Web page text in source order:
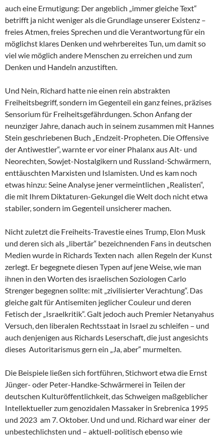
auch eine Ermutigung: Der angeblich „immer gleiche Text“
betrifft ja nicht weniger als die Grundlage unserer Existenz –
freies Atmen, freies Sprechen und die Verantwortung für ein
möglichst klares Denken und wehrbereites Tun, um damit so
viel wie möglich andere Menschen zu erreichen und zum
Denken und Handeln anzustiften.
Und Nein, Richard hatte nie einen rein abstrakten
Freiheitsbegriff, sondern im Gegenteil ein ganz feines, präzises
Sensorium für Freiheitsgefährdungen. Schon Anfang der
neunziger Jahre, danach auch in seinem zusammen mit Hannes
Stein geschriebenen Buch „Endzeit-Propheten. Die Offensive
der Antiwestler“, warnte er vor einer Phalanx aus Alt- und
Neorechten, Sowjet-Nostalgikern und Russland-Schwärmern,
enttäuschten Marxisten und Islamisten. Und es kam noch
etwas hinzu: Seine Analyse jener vermeintlichen „Realisten“,
die mit Ihrem Diktaturen-Gekungel die Welt doch nicht etwa
stabiler, sondern im Gegenteil unsicherer machen.
Nicht zuletzt die Freiheits-Travestie eines Trump, Elon Musk
und deren sich als „libertär“ bezeichnenden Fans in deutschen
Medien wurde in Richards Texten nach allen Regeln der Kunst
zerlegt. Er begegnete diesen Typen auf jene Weise, wie man
ihnen in den Worten des israelischen Soziologen Carlo
Strenger begegnen sollte: mit „zivilisierter Verachtung“. Das
gleiche galt für Antisemiten jeglicher Couleur und deren
Fetisch der „Israelkritik“. Galt jedoch auch Premier Netanyahus
Versuch, den liberalen Rechtsstaat in Israel zu schleifen – und
auch denjenigen aus Richards Leserschaft, die just angesichts
dieses Autoritarismus gern ein „Ja, aber“ murmelten.
Die Beispiele ließen sich fortführen, Stichwort etwa die Ernst
Jünger- oder Peter-Handke-Schwärmerei in Teilen der
deutschen Kulturöffentlichkeit, das Schweigen maßgeblicher
Intellektueller zum genozidalen Massaker in Srebrenica 1995
und 2023 am 7. Oktober. Und und und. Richard war einer der
unbestechlichsten und – aktuell-politisch ebenso wie